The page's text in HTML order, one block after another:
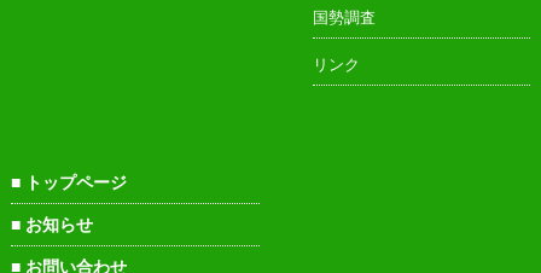
国勢調査
リンク
トップページ
お知らせ
お問い合わせ